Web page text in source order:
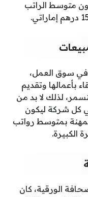
متوسط الراتب
في سوق العمل،
بأعمالها وتقديم
لذلك لا بد من
كل شركة ليكون
بمتوسط رواتب
الورقية، كان